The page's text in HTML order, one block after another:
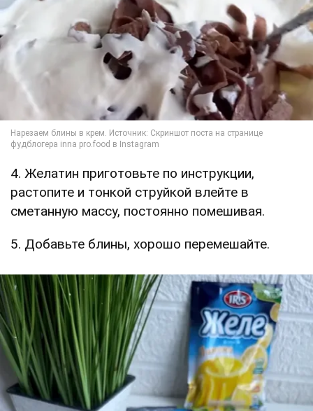
4. Желатин приготовьте по инструкции,
растопите и тонкой струйкой влейте в
сметанную массу, постоянно помешивая.
5. Добавьте блины, хорошо перемешайте.